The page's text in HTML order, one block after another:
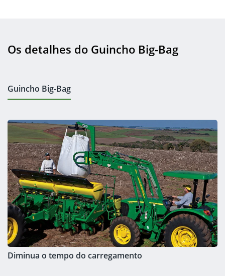
Os detalhes do Guincho Big-Bag
Guincho Big-Bag
Diminua o tempo do carregamento